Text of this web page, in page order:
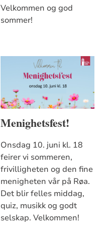
Velkommen og god
sommer!
Menighetsfest!
Onsdag 10. juni kl. 18
feirer vi sommeren,
frivilligheten og den fine
menigheten vår på Røa.
Det blir felles middag,
quiz, musikk og godt
selskap. Velkommen!